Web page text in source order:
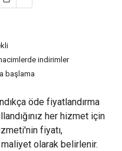
indirimler
başlama
öde fiyatlandırma
her hizmet için
fiyatı,
maliyet olarak belirlenir.